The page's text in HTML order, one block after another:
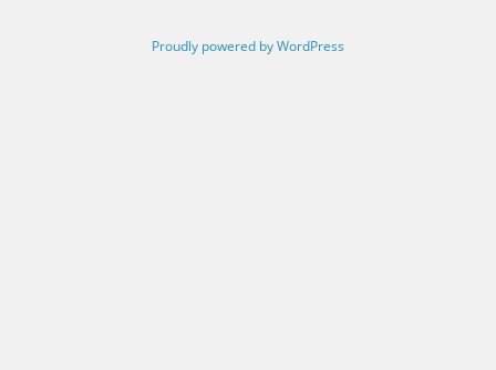
Proudly powered by WordPress